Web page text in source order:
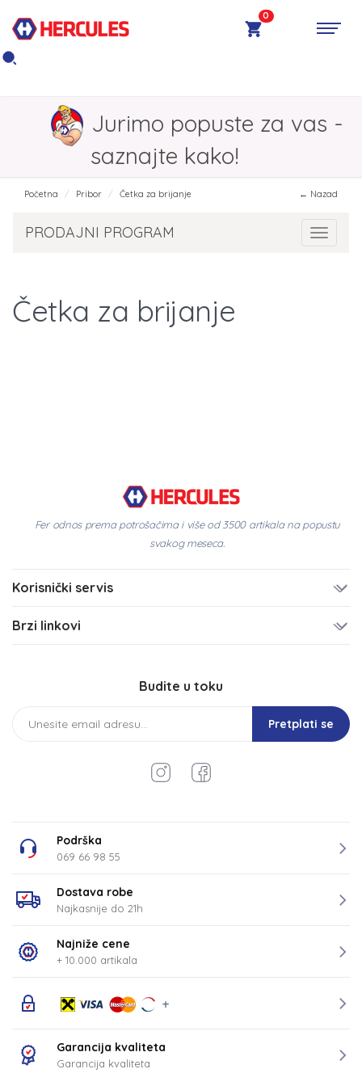
0
Jurimo popuste za vas -
saznajte kako!
Početna Pribor Četka za brijanje ← Nazad
Toggle
PRODAJNI PROGRAM
Četka za brijanje
Fer odnos prema potrošačima i više od 3500 artikala na popustu
svakog meseca.
Korisnički servis
Brzi linkovi
Budite u toku
Pretplati se
Podrška
069 66 98 55
Dostava robe
Najkasnije do 21h
Najniže cene
+ 10.000 artikala
Garancija kvaliteta
Garancija kvaliteta